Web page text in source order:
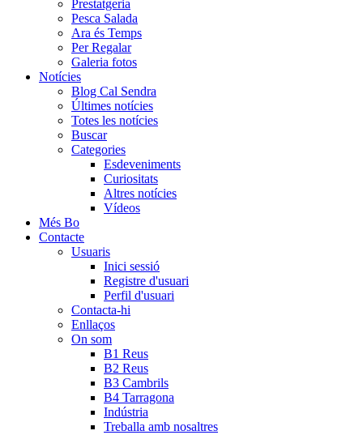
Prestatgeria
Pesca Salada
Ara és Temps
Per Regalar
Galeria fotos
Notícies
Blog Cal Sendra
Últimes notícies
Totes les notícies
Buscar
Categories
Esdeveniments
Curiositats
Altres notícies
Vídeos
Més Bo
Contacte
Usuaris
Inici sessió
Registre d'usuari
Perfil d'usuari
Contacta-hi
Enllaços
On som
B1 Reus
B2 Reus
B3 Cambrils
B4 Tarragona
Indústria
Treballa amb nosaltres